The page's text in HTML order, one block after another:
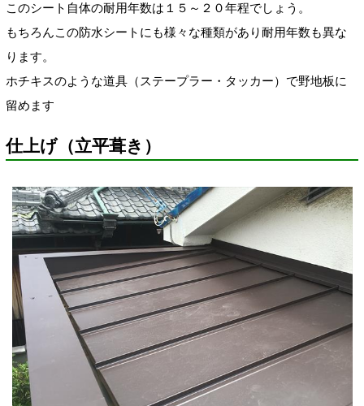
このシート自体の耐用年数は１５～２０年程でしょう。
もちろんこの防水シートにも様々な種類があり耐用年数も異な
ります。
ホチキスのような道具（ステープラー・タッカー）で野地板に
留めます
仕上げ（立平葺き）